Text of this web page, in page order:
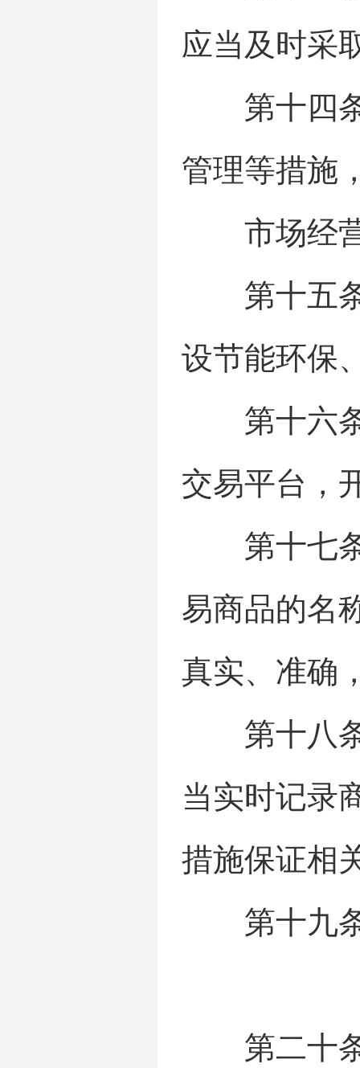
应当及时采
第十四条
管理等措施
市场经营
第十五条
设节能环保
第十六条
交易平台，
第十七条
易商品的名
真实、准确
第十八条
当实时记录
措施保证相
第十九条
第二十条